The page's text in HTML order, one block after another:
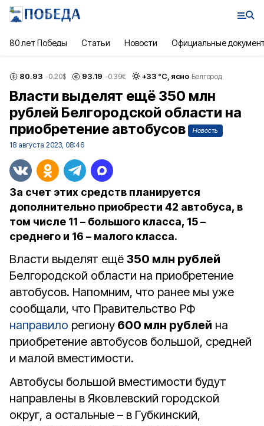
80 лет Победы Статьи Новости Официальные
80.93 -0.20$ 93.19 -0.39€ +33 °С, ясно Белгород
Власти выделят ещё 350 млн
рублей Белгородской области на
приобретение автобусов
Новость
18 августа 2023, 08:46
За счет этих средств планируется
дополнительно приобрести 42 автобуса, в
том числе 11 – большого класса, 15 –
среднего и 16 – малого класса.
Власти выделят ещё 350 млн рублей
Белгородской области на приобретение
автобусов. Напомним, что ранее мы уже
сообщали, что Правительство РФ
направило региону 600 млн рублей на
приобретение автобусов большой, средней
и малой вместимости.
Автобусы большой вместимости будут
направлены в Яковлевский городской
округ, а остальные – в Губкинский,